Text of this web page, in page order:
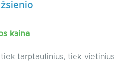
kaina
tarptautinius, tiek vietinius